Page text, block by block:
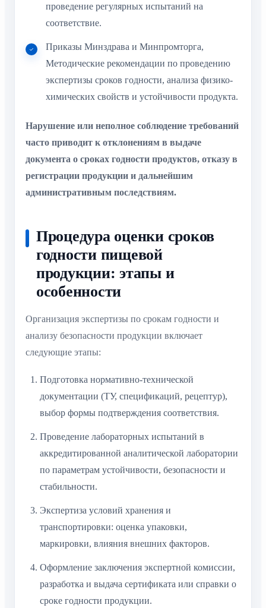
проведение регулярных испытаний на
соответствие.
Приказы Минздрава и Минпромторга,
Методические рекомендации по проведению
экспертизы сроков годности, анализа физико-
химических свойств и устойчивости продукта.
Нарушение или неполное соблюдение требований
часто приводит к отклонениям в выдаче
документа о сроках годности продуктов, отказу в
регистрации продукции и дальнейшим
административным последствиям.
Процедура оценки сроков
годности пищевой
продукции: этапы и
особенности
Организация экспертизы по срокам годности и
анализу безопасности продукции включает
следующие этапы:
Подготовка нормативно-технической
документации (ТУ, спецификаций, рецептур),
выбор формы подтверждения соответствия.
Проведение лабораторных испытаний в
аккредитированной аналитической лаборатории
по параметрам устойчивости, безопасности и
стабильности.
Экспертиза условий хранения и
транспортировки: оценка упаковки,
маркировки, влияния внешних факторов.
Оформление заключения экспертной комиссии,
разработка и выдача сертификата или справки о
сроке годности продукции.